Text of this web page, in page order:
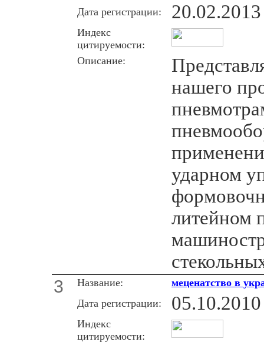
Дата регистрации:
20.02.2013
Индекс
цитируемости:
Описание:
нашего
ударном
литейном
3 Название:
меценатство в
Дата регистрации:
05.10.2010
Индекс
цитируемости: